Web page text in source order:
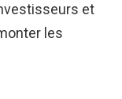
et
les